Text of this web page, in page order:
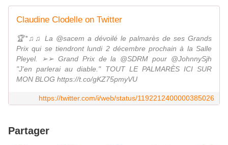
Claudine Clodelle on Twitter
🏆*♫♫ La @sacem a dévoilé le palmarès de ses Grands
Prix qui se tiendront lundi 2 décembre prochain à la Salle
Pleyel. ➢➢ Grand Prix de la @SDRM pour @JohnnySjh
"J'en parlerai au diable." TOUT LE PALMARÈS ICI SUR
MON BLOG https://t.co/gKZ75pmyVU
https://twitter.com/i/web/status/1192212400000385026
Partager